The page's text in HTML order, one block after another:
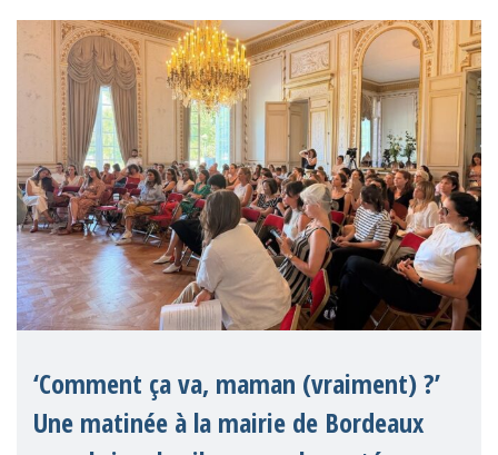
européenne comme une avancée
significative pour les droits de
‘Comment ça va, maman (vraiment) ?’
Une matinée à la mairie de Bordeaux